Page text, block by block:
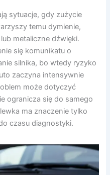
sytuacje, gdy zużycie
temu dymienie,
metaliczne dźwięki.
się komunikatu o
silnika, bo wtedy ryzyko
zaczyna intensywnie
może dotyczyć
ogranicza się do samego
ma znaczenie tylko
czasu diagnostyki.